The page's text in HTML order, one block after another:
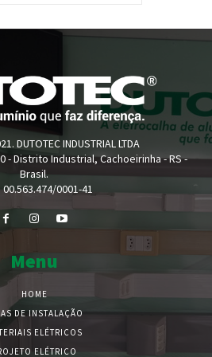
DUTOTEC INDUSTRIAL LTDA
- Distrito Industrial, Cachoeirinha - RS -
Brasil.
00.563.474/0001-41
Menu
HOME
DE INSTALAÇÃO
ELÉTRICOS
ELÉTRICO